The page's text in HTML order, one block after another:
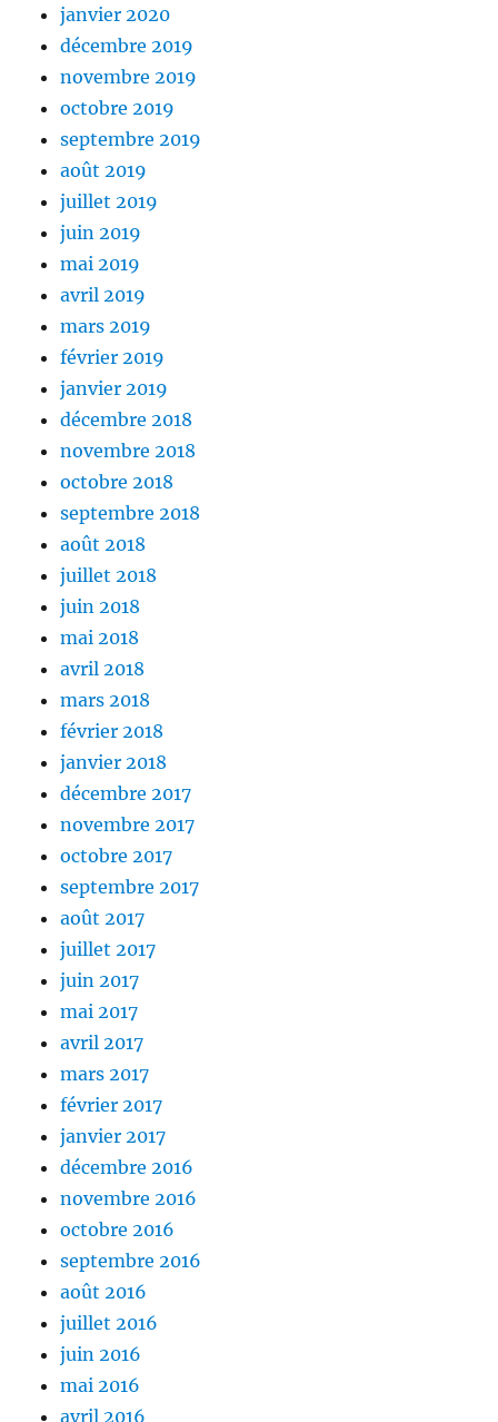
janvier 2020
décembre 2019
novembre 2019
octobre 2019
septembre 2019
août 2019
juillet 2019
juin 2019
mai 2019
avril 2019
mars 2019
février 2019
janvier 2019
décembre 2018
novembre 2018
octobre 2018
septembre 2018
août 2018
juillet 2018
juin 2018
mai 2018
avril 2018
mars 2018
février 2018
janvier 2018
décembre 2017
novembre 2017
octobre 2017
septembre 2017
août 2017
juillet 2017
juin 2017
mai 2017
avril 2017
mars 2017
février 2017
janvier 2017
décembre 2016
novembre 2016
octobre 2016
septembre 2016
août 2016
juillet 2016
juin 2016
mai 2016
avril 2016